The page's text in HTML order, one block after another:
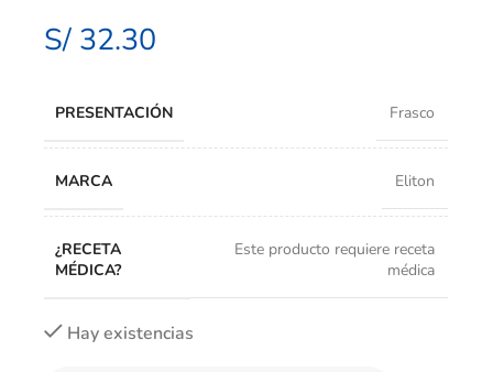
S/ 32.30
PRESENTACIÓN Frasco
MARCA Eliton
¿RECETA
MÉDICA?
Este producto requiere receta
médica
Hay existencias